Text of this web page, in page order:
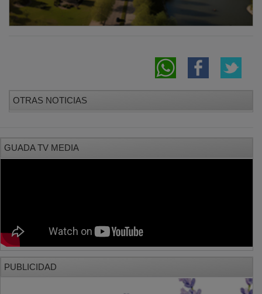
OTRAS NOTICIAS
GUADA TV MEDIA
PUBLICIDAD